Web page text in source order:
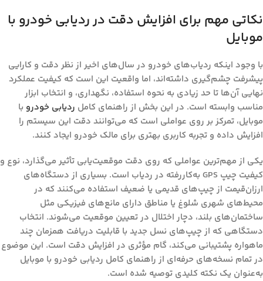
نکاتی مهم برای افزایش دقت در ردیابی خودرو با
موبایل
با وجود اینکه ردیاب‌های خودرو در سال‌های اخیر از نظر دقت و کارایی
پیشرفت چشم‌گیری داشته‌اند، اما واقعیت این است که کیفیت عملکرد
نهایی آن‌ها تا حد زیادی به نحوه استفاده، نگهداری، و انتخاب ابزار
مناسب وابسته است. در این بخش از راهنمای کامل ردیابی خودرو با
موبایل، تمرکز بر روی عواملی است که می‌توانند دقت این سیستم را
افزایش داده و تجربه کاربری بهتری برای مالک خودرو ایجاد کنند.
یکی از مهم‌ترین عواملی که روی دقت موقعیت‌یابی تأثیر می‌گذارد، نوع و
کیفیت چیپ GPS به‌کاررفته در ردیاب است. بسیاری از دستگاه‌های
ارزان‌قیمت از چیپ‌های قدیمی یا ضعیف استفاده می‌کنند که در
محیط‌های شهری شلوغ یا مناطق دارای مانع‌های فیزیکی مثل
ساختمان‌های بلند، دچار اختلال در تعیین موقعیت می‌شوند. انتخاب
دستگاهی که از چیپ‌های نسل جدید با قابلیت دریافت همزمان چند
ماهواره پشتیبانی می‌کند، گام مؤثری در افزایش دقت است. این موضوع
در تمام نسخه‌های حرفه‌ای از راهنمای کامل ردیابی خودرو با موبایل
به‌عنوان یک نکته کلیدی توصیه شده است.